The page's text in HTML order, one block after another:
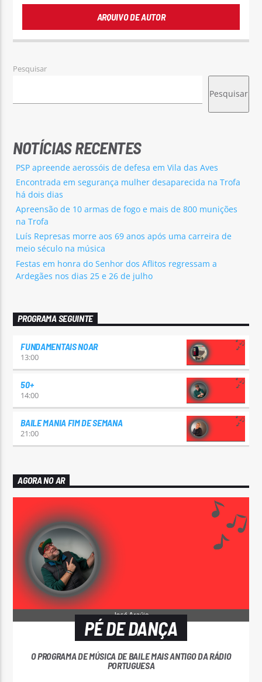
ARQUIVO DE AUTOR
Pesquisar
Pesquisar
NOTÍCIAS RECENTES
PSP apreende aerossóis de defesa em Vila das Aves
Encontrada em segurança mulher desaparecida na Trofa
há dois dias
Apreensão de 10 armas de fogo e mais de 800 munições
na Trofa
Luís Represas morre aos 69 anos após uma carreira de
meio século na música
Festas em honra do Senhor dos Aflitos regressam a
Ardegães nos dias 25 e 26 de julho
PROGRAMA SEGUINTE
FUNDAMENTAIS NOAR
13:00
50+
14:00
BAILE MANIA FIM DE SEMANA
21:00
AGORA NO AR
PÉ DE DANÇA
O PROGRAMA DE MÚSICA DE BAILE MAIS ANTIGO DA RÁDIO
PORTUGUESA